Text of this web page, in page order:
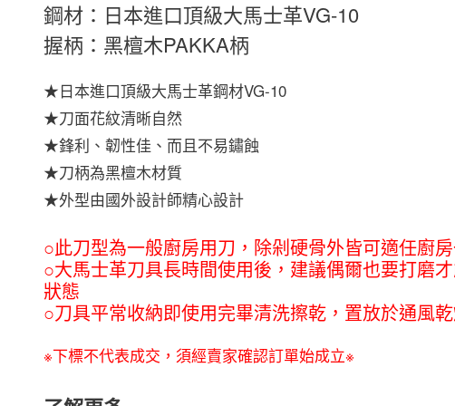
鋼材：日本進口頂級大馬士革VG-10
握柄：黑檀木PAKKA柄
★日本進口頂級大馬士革鋼材VG-10
★刀面花紋清晰自然
★鋒利、韌性佳、而且不易鏽蝕
★刀柄為黑檀木材質
★外型由國外設計師精心設計
○此刀型為一般廚房用刀，除剁硬骨外皆可適任廚
○大馬士革刀具長時間使用後，建議偶爾也要打磨
狀態
○刀具平常收納即使用完畢清洗擦乾，置放於通風
※下標不代表成交，須經賣家確認訂單始成立※